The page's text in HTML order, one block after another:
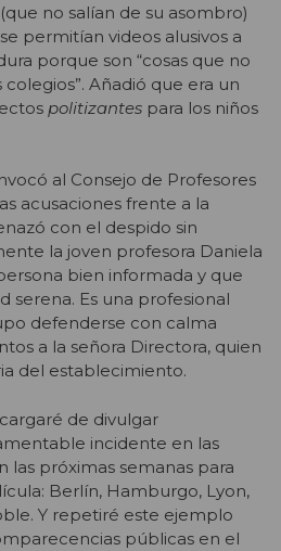
no salían de su asombro)
permitían videos alusivos a
porque son “cosas que no
Añadió que era un
politizantes para los niños
al Consejo de Profesores
acusaciones frente a la
con el despido sin
la joven profesora Daniela
bien informada y que
serena. Es una profesional
defenderse con calma
a la señora Directora, quien
del establecimiento.
de divulgar
incidente en las
las próximas semanas para
Berlín, Hamburgo, Lyon,
Y repetiré este ejemplo
públicas en el